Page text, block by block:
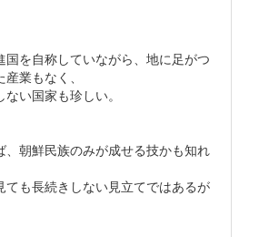
国を自称していながら、地に足がつ
業もなく、
い国家も珍しい。
、朝鮮民族のみが成せる技かも知れ
ても長続きしない見立てではあるが